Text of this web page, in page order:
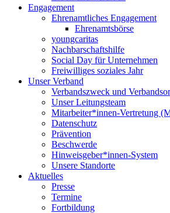
Engagement
Ehrenamtliches Engagement
Ehrenamtsbörse
youngcaritas
Nachbarschaftshilfe
Social Day für Unternehmen
Freiwilliges soziales Jahr
Unser Verband
Verbandszweck und
Unser Leitungsteam
Mitarbeiter*innen-Vertretung
Datenschutz
Prävention
Beschwerde
Hinweisgeber*innen-System
Unsere Standorte
Aktuelles
Presse
Termine
Fortbildung